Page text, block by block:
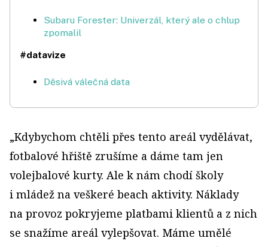
Subaru Forester: Univerzál, který ale o chlup
zpomalil
#datavize
Děsivá válečná data
„Kdybychom chtěli přes tento areál vydělávat,
fotbalové hřiště zrušíme a dáme tam jen
volejbalové kurty. Ale k nám chodí školy
i mládež na veškeré beach aktivity. Náklady
na provoz pokryjeme platbami klientů a z nich
se snažíme areál vylepšovat. Máme umělé